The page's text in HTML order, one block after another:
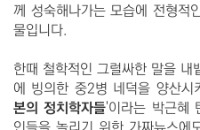
께 성숙해나가는 모습에 전형적
물입니다.
한때 철학적인 그럴싸한 말을 내
에 빙의한 중2병 네덕을 양산시
본의 정치학자들'이라는 박근혜